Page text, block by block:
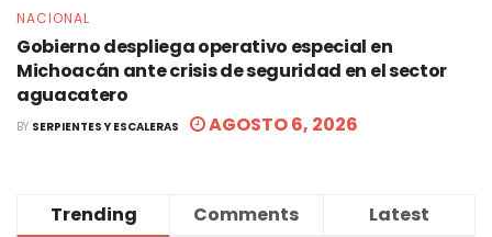
NACIONAL
Gobierno despliega operativo especial en
Michoacán ante crisis de seguridad en el sector
aguacatero
BY SERPIENTES Y ESCALERAS AGOSTO 6, 2026
Trending Comments Latest